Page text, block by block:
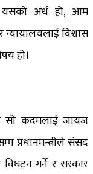
यसको अर्थ हो, आम
विश्वास
हो।
सो कदमलाई जायज
प्रधानमन्त्रीले संसद
गर्ने र सरकार